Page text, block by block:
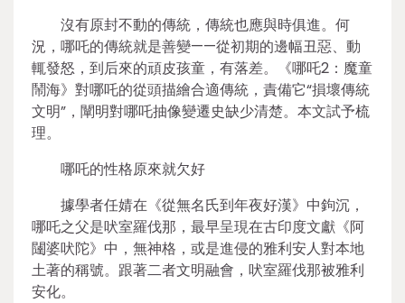
沒有原封不動的傳統，傳統也應與時俱進。何
況，哪吒的傳統就是善變——從初期的邊幅丑惡、動
輒發怒，到后來的頑皮孩童，有落差。《哪吒2：魔童
鬧海》對哪吒的從頭描繪合適傳統，責備它“損壞傳統
文明”，闡明對哪吒抽像變遷史缺少清楚。本文試予梳
理。
哪吒的性格原來就欠好
據學者任婧在《從無名氏到年夜好漢》中鉤沉，
哪吒之父是吠室羅伐那，最早呈現在古印度文獻《阿
闥婆吠陀》中，無神格，或是進侵的雅利安人對本地
土著的稱號。跟著二者文明融會，吠室羅伐那被雅利
安化。